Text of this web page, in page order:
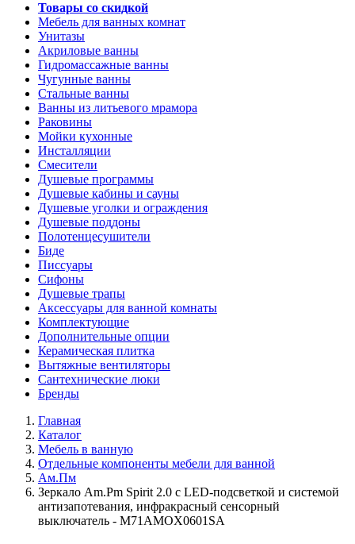
Товары со скидкой
Мебель для ванных комнат
Унитазы
Акриловые ванны
Гидромассажные ванны
Чугунные ванны
Стальные ванны
Ванны из литьевого мрамора
Раковины
Мойки кухонные
Инсталляции
Смесители
Душевые программы
Душевые кабины и сауны
Душевые уголки и ограждения
Душевые поддоны
Полотенцесушители
Биде
Писсуары
Сифоны
Душевые трапы
Аксессуары для ванной комнаты
Комплектующие
Дополнительные опции
Керамическая плитка
Вытяжные вентиляторы
Сантехнические люки
Бренды
Главная
Каталог
Мебель в ванную
Отдельные компоненты мебели для ванной
Ам.Пм
Зеркало Am.Pm Spirit 2.0 с LED-подсветкой и системой
антизапотевания, инфракрасный сенсорный
выключатель - M71AMOX0601SA